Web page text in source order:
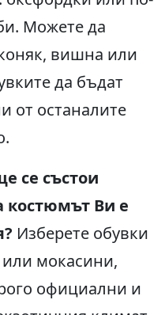
Можете да
вишна или
да бъдат
от останалите
се състои
костюмът Ви е
Изберете обувки
мокасини,
официални и